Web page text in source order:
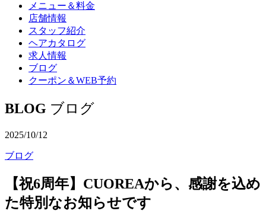
メニュー＆料金
店舗情報
スタッフ紹介
ヘアカタログ
求人情報
ブログ
クーポン＆WEB予約
BLOG ブログ
2025/10/12
ブログ
【祝6周年】CUOREAから、感謝を込め
た特別なお知らせです